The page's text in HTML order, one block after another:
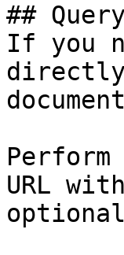
##
If you
URL